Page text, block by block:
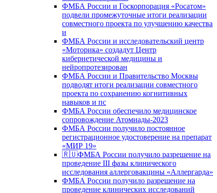
ФМБА России и Госкорпорация «Росатом»
подвели промежуточные итоги реализации
совместного проекта по улучшению качества
и
ФМБА России и исследовательский центр
«Моторика» создадут Центр
кибернетической медицины и
нейропротезирован
ФМБА России и Правительство Москвы
подводят итоги реализации совместного
проекта по сохранению когнитивных
навыков и пс
ФМБА России обеспечило медицинское
сопровождение Атомиады-2023
ФМБА России получило постоянное
регистрационное удостоверение на препарат
«МИР 19»
🇷🇺ФМБА России получило разрешение на
проведение III фазы клинического
исследования аллерговакцины «Аллергарда»
ФМБА России получило разрешение на
проведение клинических исследований